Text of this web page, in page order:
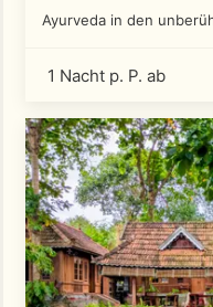
Ayurveda in den
1 Nacht p. P. ab